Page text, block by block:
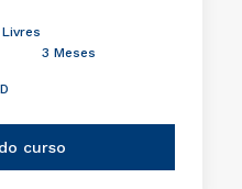
3 Meses
curso